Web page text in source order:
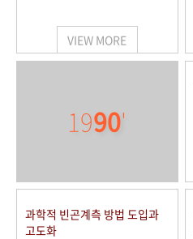
VIEW MORE
1990'
과학적 빈곤계측 방법 도입과
고도화